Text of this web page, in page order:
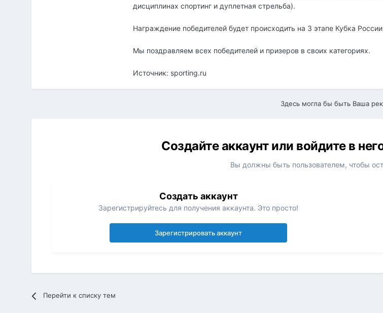
дисциплинах спортинг и дуплетная стрельба).
Награждение победителей будет происходить на 3 этапе Кубка
Мы поздравляем всех победителей и призеров в своих категориях.
Источник: sporting.ru
Здесь могла бы быть Ваша
Создайте аккаунт или войдите в
Вы должны быть пользователем, чтобы
Создать аккаунт
Зарегистрируйтесь для получения аккаунта. Это просто!
Зарегистрировать аккаунт
Перейти к списку тем